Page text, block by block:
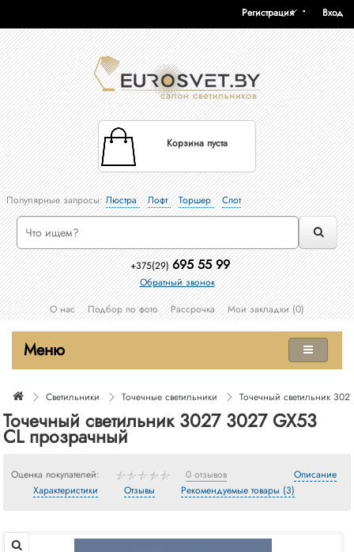
Вход
Регистрация
Корзина пуста
Популярные запросы:Люстра Лофт Торшер Спот
+375(29) 695 55 99
Обратный звонок
О нас
Подбор по фото Рассрочка Мои закладки (0)
Меню
Светильники Точечные светильники Точечный светильник
Точечный светильник 3027 3027 GX53
CL прозрачный
Оценка покупателей: 0 отзывов
Описание
Характеристики
Отзывы Рекомендуемые товары (3)